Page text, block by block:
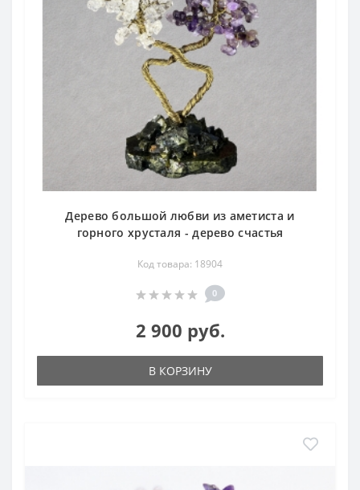
Дерево большой любви из аметиста и
горного хрусталя - дерево счастья
Код товара: 18904
0
2 900 руб.
В КОРЗИНУ